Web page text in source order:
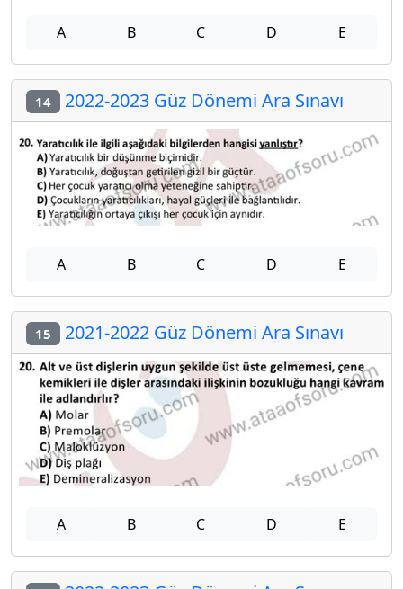
A B C D E
14 2022-2023 Güz Dönemi Ara Sınavı
A B C D E
15 2021-2022 Güz Dönemi Ara Sınavı
A B C D E